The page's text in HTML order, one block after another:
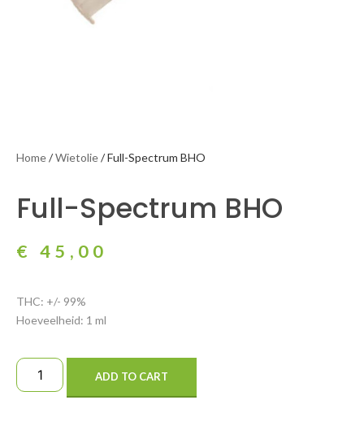
Home/Wietolie/ Full-Spectrum BHO
Full-Spectrum BHO
€ 45,00
THC: +/- 99%
Hoeveelheid: 1 ml
ADD TO CART